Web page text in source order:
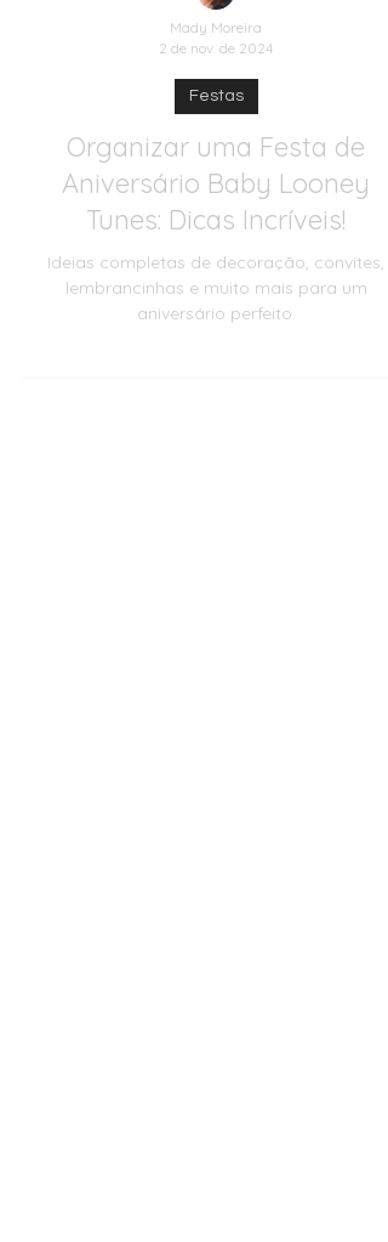
Mady Moreira
2 de nov. de 2024
Festas
Organizar uma Festa de
Aniversário Baby Looney